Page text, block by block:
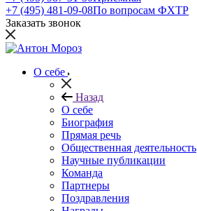
+7 (495) 481-09-08По вопросам ФХТР
Заказать звонок
О себе
Назад
О себе
Биография
Прямая речь
Общественная деятельность
Научные публикации
Команда
Партнеры
Поздравления